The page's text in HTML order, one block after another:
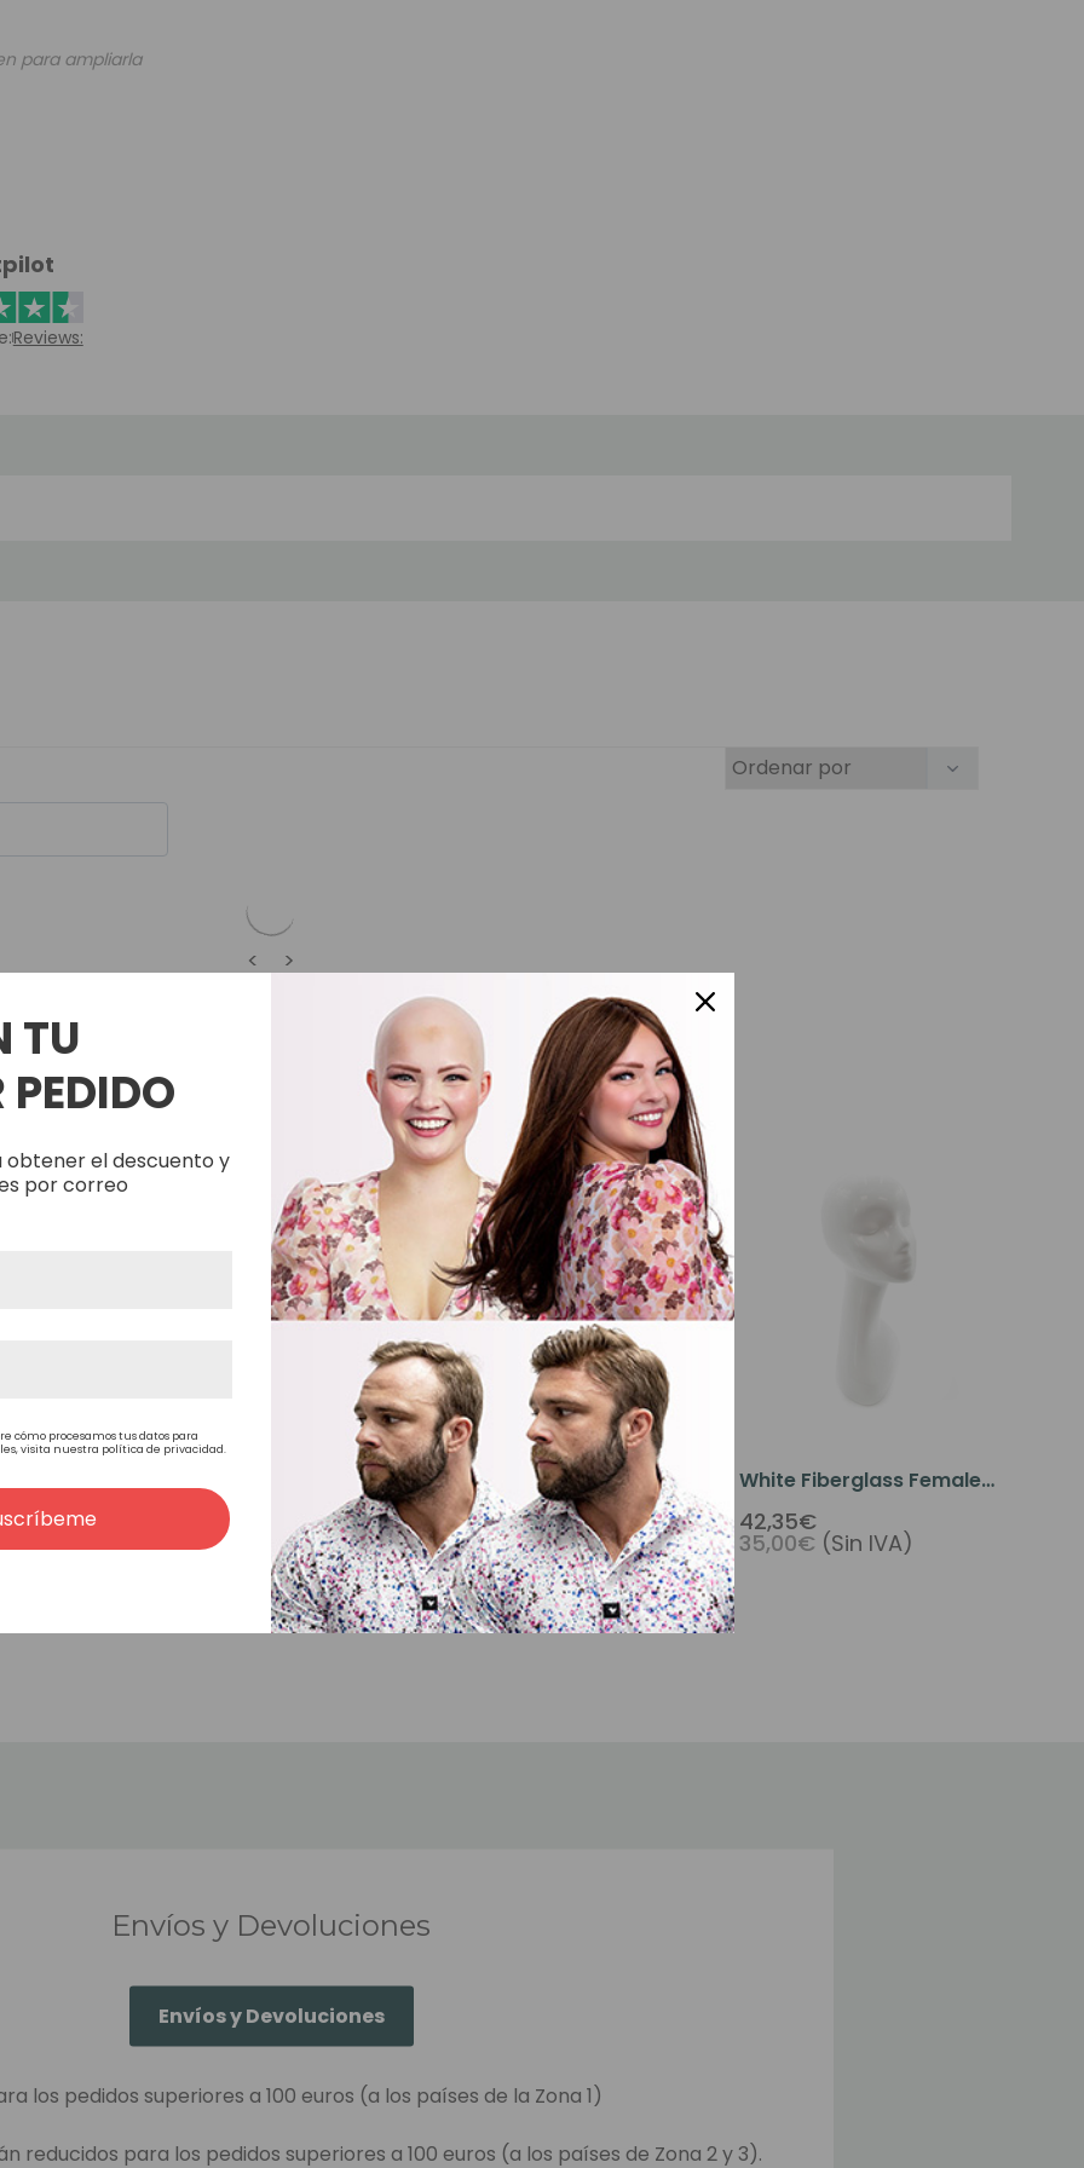
para ampliarla
Reviews:
< >
Productos Relacionados
Mannequin Head
30,00€ (Sin IVA)
Agotado
Display Female Foam
Mannequin Head Model
Hat Wig Display Stand
Rack White
10,89€
9,00€ (Sin IVA)
White Fiberglass Female
Mannequin Head
42,35€
35,00€ (Sin IVA)
Envíos y Devoluciones
Envíos y Devoluciones
los pedidos superiores a 100 euros (a los países de la Zona 1)
reducidos para los pedidos superiores a 100 euros (a los países de Zona 2 y 3).
TU
PEDIDO
el descuento y
por correo
cómo procesamos tus datos para
visita nuestra política de privacidad.